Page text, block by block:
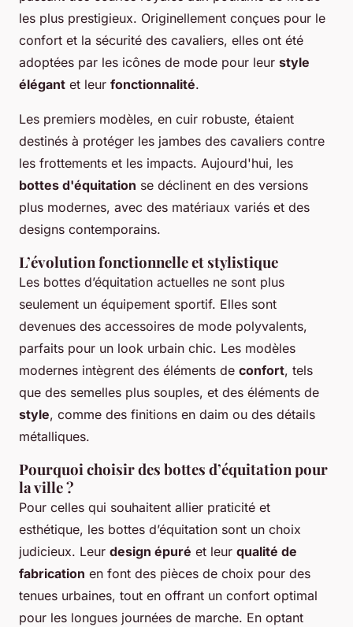
les plus prestigieux. Originellement conçues pour le
confort et la sécurité des cavaliers, elles ont été
adoptées par les icônes de mode pour leur style
élégant et leur fonctionnalité.
Les premiers modèles, en cuir robuste, étaient
destinés à protéger les jambes des cavaliers contre
les frottements et les impacts. Aujourd'hui, les
bottes d'équitation se déclinent en des versions
plus modernes, avec des matériaux variés et des
designs contemporains.
L’évolution fonctionnelle et stylistique
Les bottes d’équitation actuelles ne sont plus
seulement un équipement sportif. Elles sont
devenues des accessoires de mode polyvalents,
parfaits pour un look urbain chic. Les modèles
modernes intègrent des éléments de confort, tels
que des semelles plus souples, et des éléments de
style, comme des finitions en daim ou des détails
métalliques.
Pourquoi choisir des bottes d’équitation pour
la ville ?
Pour celles qui souhaitent allier praticité et
esthétique, les bottes d’équitation sont un choix
judicieux. Leur design épuré et leur qualité de
fabrication en font des pièces de choix pour des
tenues urbaines, tout en offrant un confort optimal
pour les longues journées de marche. En optant